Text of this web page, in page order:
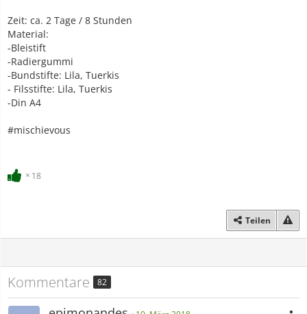
Zeit: ca. 2 Tage / 8 Stunden
Material:
-Bleistift
-Radiergummi
-Bundstifte: Lila, Tuerkis
- Filsstifte: Lila, Tuerkis
-Din A4
#mischievous
18
Teilen
Kommentare 82